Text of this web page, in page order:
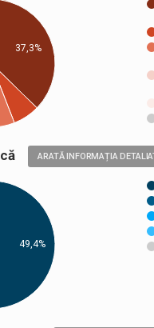
37,3%
ARATĂ INFORMAȚIA
49,4%